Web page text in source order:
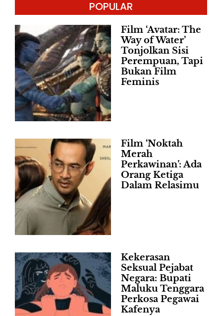
POPULAR
Film ‘Avatar: The
Way of Water’
Tonjolkan Sisi
Perempuan, Tapi
Bukan Film
Feminis
Film ‘Noktah
Merah
Perkawinan’: Ada
Orang Ketiga
Dalam Relasimu
Kekerasan
Seksual Pejabat
Negara: Bupati
Maluku Tenggara
Perkosa Pegawai
Kafenya